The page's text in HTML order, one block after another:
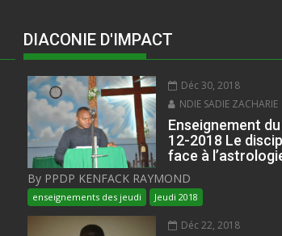
DIACONIE D'IMPACT
Déc 30, 2018
NDIE SADIE ZACHARIE
Enseignement
12-2018 Le
face à
By PPDP KENFACK RAYMOND
enseignements des jeudi Jeudi 2018
Déc 22, 2018